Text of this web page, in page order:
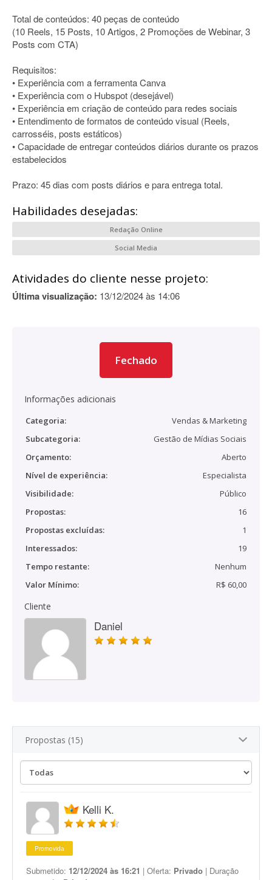
Total de conteúdos: 40 peças de conteúdo
(10 Reels, 15 Posts, 10 Artigos, 2 Promoções de Webinar, 3
Posts com CTA)
Requisitos:
• Experiência com a ferramenta Canva
• Experiência com o Hubspot (desejável)
• Experiência em criação de conteúdo para redes sociais
• Entendimento de formatos de conteúdo visual (Reels,
carrosséis, posts estáticos)
• Capacidade de entregar conteúdos diários durante os prazos
estabelecidos
Prazo: 45 dias com posts diários e para entrega total.
Habilidades desejadas:
Redação Online
Social Media
Atividades do cliente nesse projeto:
Última visualização: 13/12/2024 às 14:06
Fechado
Informações adicionais
Categoria:
Vendas & Marketing
Subcategoria:
Gestão de Mídias Sociais
Orçamento:
Aberto
Nível de experiência:
Especialista
Visibilidade:
Público
Propostas:
16
Propostas excluídas:
1
Interessados:
19
Tempo restante:
Nenhum
Valor Mínimo:
R$ 60,00
Cliente
Daniel
Propostas (15)
Kelli K.
Promovida
Submetido: 12/12/2024 às 16:21 | Oferta: Privado | Duração